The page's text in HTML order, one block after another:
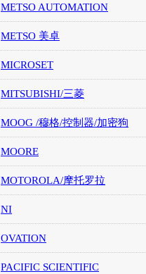
METSO AUTOMATION
METSO 美卓
MICROSET
MITSUBISHI/三菱
MOOG /穆格/控制器/加密狗
MOORE
MOTOROLA/摩托罗拉
NI
OVATION
PACIFIC SCIENTIFIC